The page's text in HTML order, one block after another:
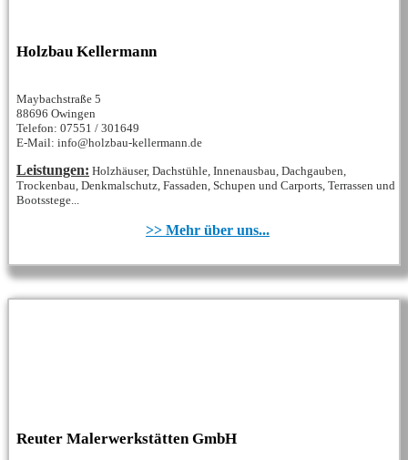
Holzbau Kellermann
Maybachstraße 5
88696 Owingen
Telefon: 07551 / 301649
E-Mail: info@holzbau-kellermann.de
Leistungen: Holzhäuser, Dachstühle, Innenausbau, Dachgauben,
Trockenbau, Denkmalschutz, Fassaden, Schupen und Carports, Terrassen und
Bootsstege...
>> Mehr über uns...
Reuter Malerwerkstätten GmbH